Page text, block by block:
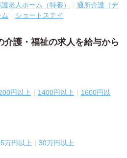
老人ホーム（特養）
通所介護（デ
ショートステイ
介護・福祉の求人を給与から
円以上 1400円以上
1600円以
万円以上 30万円以上